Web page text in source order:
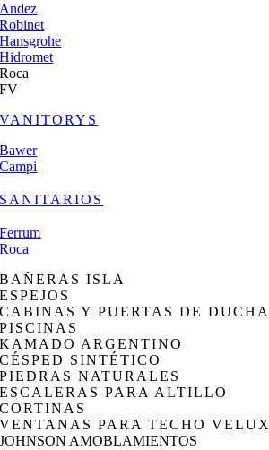
Andez
Robinet
Hansgrohe
Hidromet
Roca
FV
VANITORYS
Bawer
Campi
SANITARIOS
Ferrum
Roca
BAÑERAS ISLA
ESPEJOS
CABINAS Y PUERTAS DE DUCHA
PISCINAS
KAMADO ARGENTINO
CÉSPED SINTÉTICO
PIEDRAS NATURALES
ESCALERAS PARA ALTILLO
CORTINAS
VENTANAS PARA TECHO VELUX
JOHNSON AMOBLAMIENTOS